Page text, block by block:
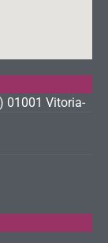
01001 Vitoria-